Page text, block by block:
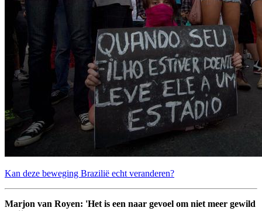
Kan deze beweging Brazilië echt veranderen?
Marjon van Royen: 'Het is een naar gevoel om niet meer gewild